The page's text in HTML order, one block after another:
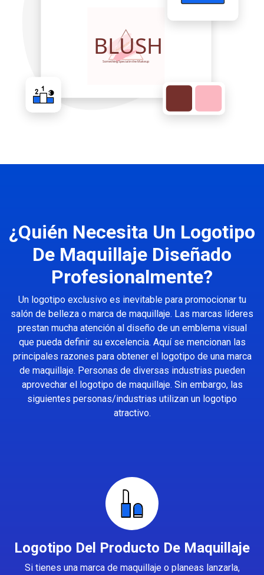
¿Quién Necesita Un Logotipo
De Maquillaje Diseñado
Profesionalmente?
Un logotipo exclusivo es inevitable para promocionar tu
salón de belleza o marca de maquillaje. Las marcas líderes
prestan mucha atención al diseño de un emblema visual
que pueda definir su excelencia. Aquí se mencionan las
principales razones para obtener el logotipo de una marca
de maquillaje. Personas de diversas industrias pueden
aprovechar el logotipo de maquillaje. Sin embargo, las
siguientes personas/industrias utilizan un logotipo
atractivo.
Logotipo Del Producto De Maquillaje
Si tienes una marca de maquillaje o planeas lanzarla,